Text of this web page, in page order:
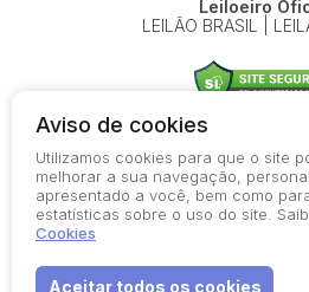
Leiloeiro
LEILÃO BRASIL |
© 2026-present - Todos os
Política de
Termos de
Aviso de cookies
Utilizamos cookies para que o site
melhorar a sua navegação,
apresentado a você, bem como
estatísticas sobre o uso do site.
Cookies
Aceitar todos os cookies